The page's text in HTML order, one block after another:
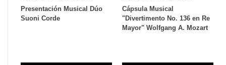
Presentación Musical Dúo
Suoni Corde
Cápsula Musical
"Divertimento No. 136 en Re
Mayor" Wolfgang A. Mozart